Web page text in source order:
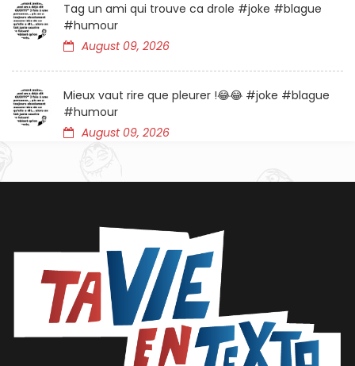
Tag un ami qui trouve ca drole #joke #blague
#humour
August 09, 2026
Mieux vaut rire que pleurer !😂😂 #joke #blague
#humour
August 09, 2026